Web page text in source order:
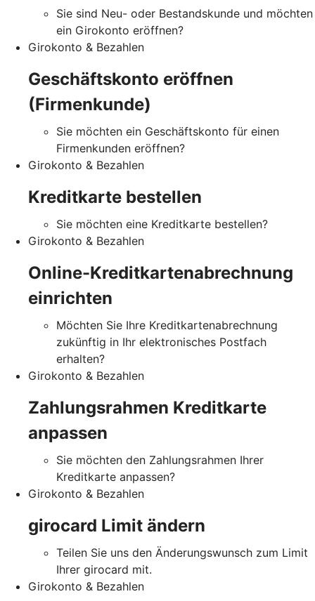
Sie sind Neu- oder Bestandskunde und möchten
ein Girokonto eröffnen?
Girokonto & Bezahlen
Geschäftskonto eröffnen
(Firmenkunde)
Sie möchten ein Geschäftskonto für einen
Firmenkunden eröffnen?
Girokonto & Bezahlen
Kreditkarte bestellen
Sie möchten eine Kreditkarte bestellen?
Girokonto & Bezahlen
Online-Kreditkartenabrechnung
einrichten
Möchten Sie Ihre Kreditkartenabrechnung
zukünftig in Ihr elektronisches Postfach
erhalten?
Girokonto & Bezahlen
Zahlungsrahmen Kreditkarte
anpassen
Sie möchten den Zahlungsrahmen Ihrer
Kreditkarte anpassen?
Girokonto & Bezahlen
girocard Limit ändern
Teilen Sie uns den Änderungswunsch zum Limit
Ihrer girocard mit.
Girokonto & Bezahlen